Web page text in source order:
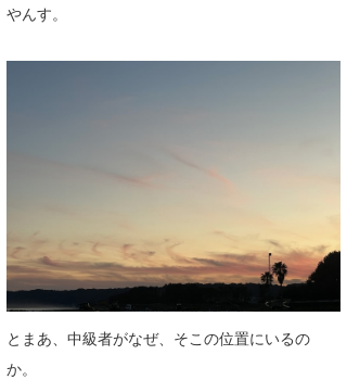
やんす。
とまあ、中級者がなぜ、そこの位置にいるの
か。
予報士 hiro.
banpaku
Mr.K